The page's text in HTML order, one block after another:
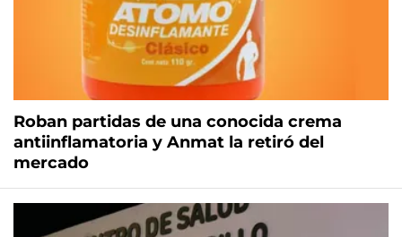
Roban partidas de una conocida crema
antiinflamatoria y Anmat la retiró del
mercado